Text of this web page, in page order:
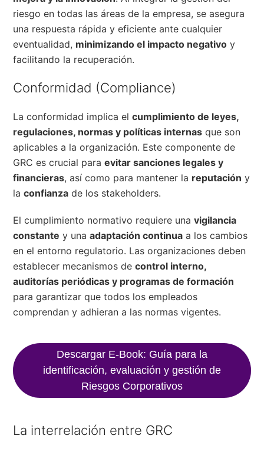
riesgo en todas las áreas de la empresa, se asegura
una respuesta rápida y eficiente ante cualquier
eventualidad, minimizando el impacto negativo y
facilitando la recuperación.
Conformidad (Compliance)
La conformidad implica elcumplimiento de leyes,
regulaciones, normas y políticas internas que son
aplicables a la organización. Este componente de
GRC es crucial paraevitar sanciones legales y
financieras, así como para mantener la reputación y
laconfianza de los stakeholders.
El cumplimiento normativo requiere unavigilancia
constante y unaadaptación continua a los cambios
en el entorno regulatorio. Las organizaciones deben
establecer mecanismos decontrol interno,
auditorías periódicas y programas de formación
para garantizar que todos los empleados
comprendan y adhieran a las normas vigentes.
Descargar E-Book: Guía para la
identificación, evaluación y gestión de
Riesgos Corporativos
La interrelación entre GRC